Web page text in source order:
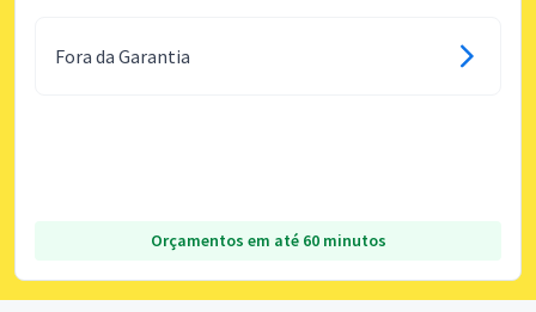
Fora da Garantia
Orçamentos em até 60 minutos